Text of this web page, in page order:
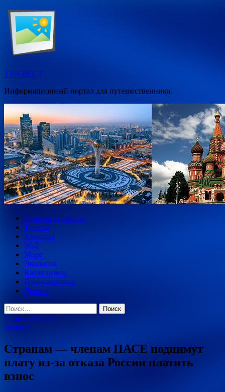
Перейти
содержимому
ТУР-ВЕСТ
Информационный портал для путешественника.
Главная страница
Туризм
Авиация
Ж\Д
Море
Экология
Катаклизмы
Происшествия
Деньги
Найти:
Главное меню
Деньги
Странам — членам ПАСЕ поднимут
плату из-за отказа России платить
взнос